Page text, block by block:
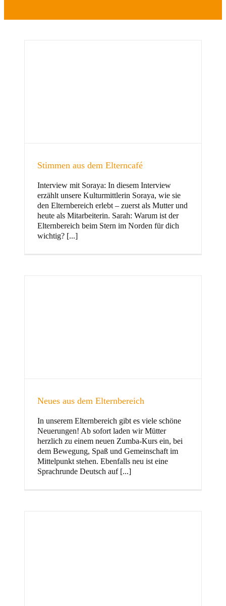
Zentrum für
und Familie
Kinder
Stimmen aus dem Elterncafé
Interview mit Soraya: In diesem Interview
erzählt unsere Kulturmittlerin Soraya, wie sie
den Elternbereich erlebt – zuerst als Mutter und
heute als Mitarbeiterin. Sarah: Warum ist der
Elternbereich beim Stern im Norden für dich
wichtig? [...]
Neues aus dem Elternbereich
In unserem Elternbereich gibt es viele schöne
Neuerungen! Ab sofort laden wir Mütter
herzlich zu einem neuen Zumba-Kurs ein, bei
dem Bewegung, Spaß und Gemeinschaft im
Mittelpunkt stehen. Ebenfalls neu ist eine
Sprachrunde Deutsch auf [...]